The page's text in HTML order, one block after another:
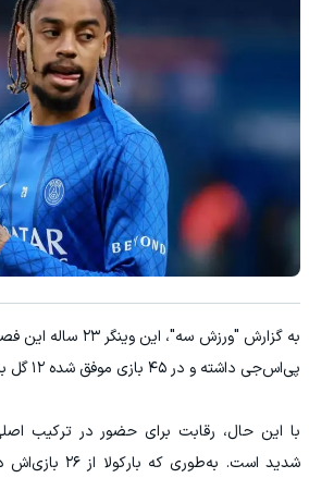
به گزارش "ورزش سه"،
پی‌اس‌جی داشته و در ۴۵ بازی موفق شده ۱۲ گل بزند و شش پاس گل بدهد.
با این حال، رقابت برای حضور در ترکیب